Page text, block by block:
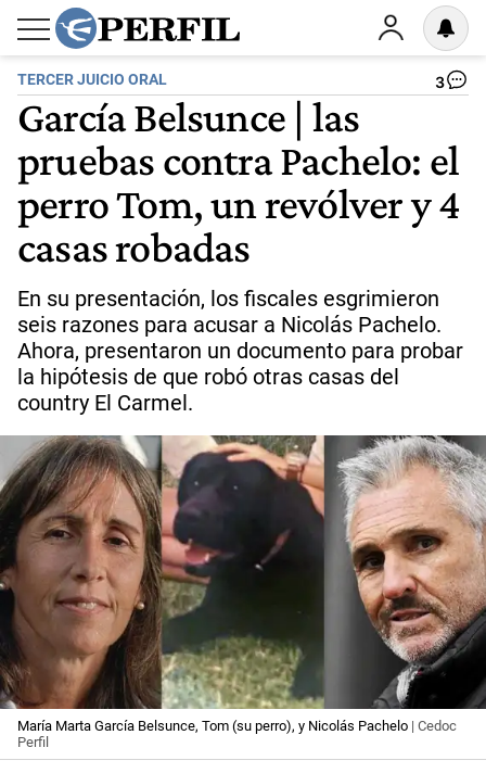
TERCER JUICIO ORAL 3
García Belsunce | las
pruebas contra Pachelo: el
perro Tom, un revólver y 4
casas robadas
En su presentación, los fiscales esgrimieron
seis razones para acusar a Nicolás Pachelo.
Ahora, presentaron un documento para probar
la hipótesis de que robó otras casas del
country El Carmel.
María Marta García Belsunce, Tom (su perro), y Nicolás Pachelo | Cedoc
Perfil